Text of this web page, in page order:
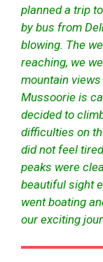
planned a trip
by bus from
blowing. The
reaching, we
mountain
Mussoorie is
decided to
difficulties on
did not feel
peaks were
beautiful sight
went boating
our exciting